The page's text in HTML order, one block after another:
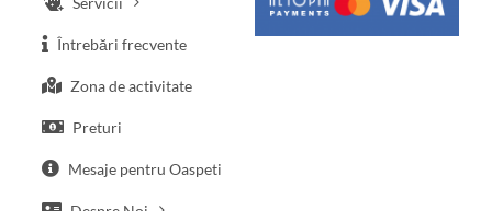
Întrebări frecvente
Zona de activitate
Preturi
Mesaje pentru Oaspeti